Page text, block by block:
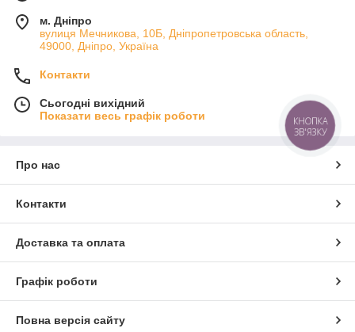
м. Дніпро
вулиця Мечникова, 10Б, Дніпропетровська область,
49000, Дніпро, Україна
Контакти
Сьогодні вихідний
Показати весь графік роботи
Про нас
Контакти
Доставка та оплата
Графік роботи
Повна версія сайту
КНОПКА
ЗВ'ЯЗКУ